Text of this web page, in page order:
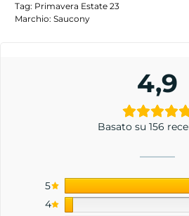
Tag: Primavera Estate 23
Marchio: Saucony
4,9
Basato su 156
5
4